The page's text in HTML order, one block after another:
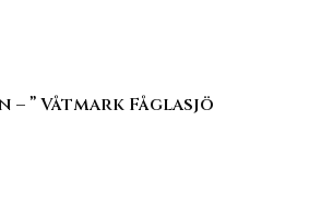
” Våtmark Fåglasjö